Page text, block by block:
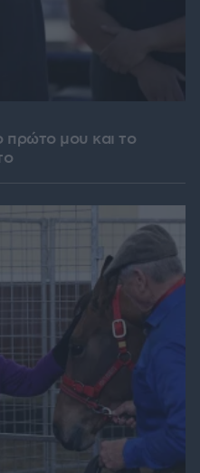
πρώτο μου και το